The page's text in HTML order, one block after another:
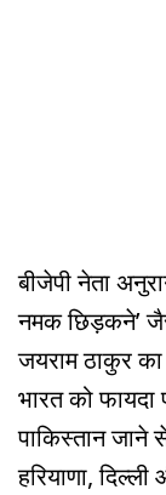
बीजेपी नेता
नमक छिड़कने’
जयराम ठाकुर
भारत को फायदा
पाकिस्तान
हरियाणा,